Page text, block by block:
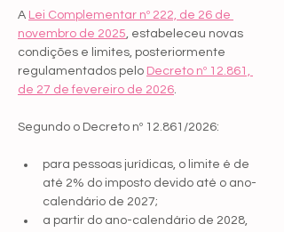
A Lei Complementar nº 222, de 26 de
novembro de 2025, estabeleceu novas
condições e limites, posteriormente
regulamentados pelo Decreto nº 12.861,
de 27 de fevereiro de 2026.
Segundo o Decreto nº 12.861/2026:
para pessoas jurídicas, o limite é de
até 2% do imposto devido até o ano-
calendário de 2027;
a partir do ano-calendário de 2028,